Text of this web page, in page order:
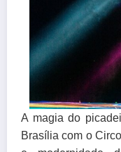
A magia do
Brasília com o